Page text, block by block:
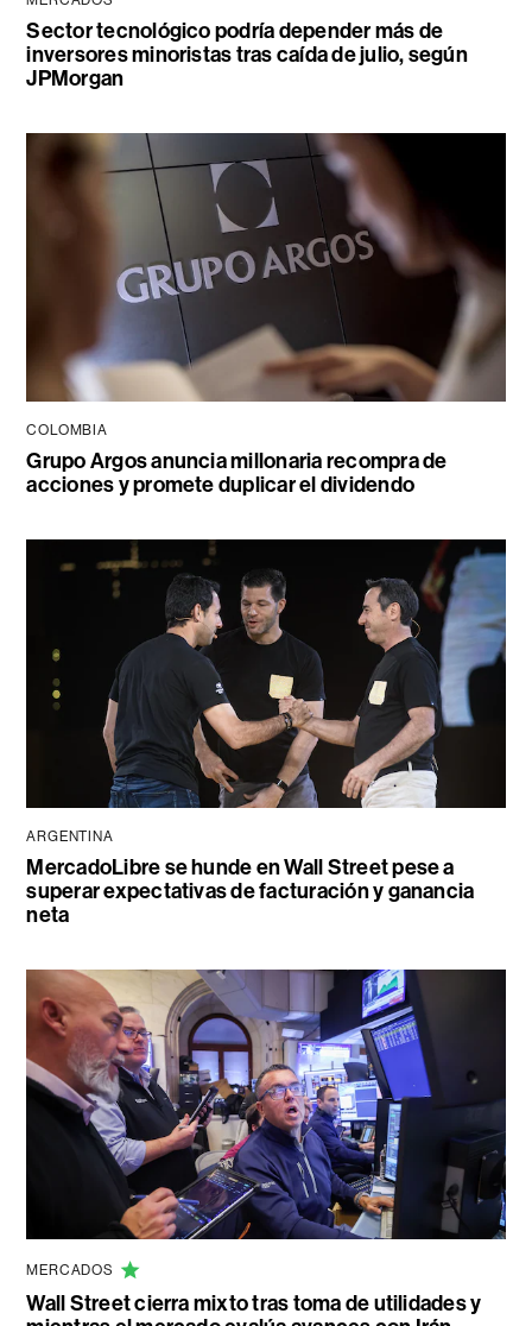
Sector tecnológico podría depender más de
inversores minoristas tras caída de julio, según
JPMorgan
COLOMBIA
Grupo Argos anuncia millonaria recompra de
acciones y promete duplicar el dividendo
ARGENTINA
MercadoLibre se hunde en Wall Street pese a
superar expectativas de facturación y ganancia
neta
MERCADOS
Wall Street cierra mixto tras toma de utilidades y